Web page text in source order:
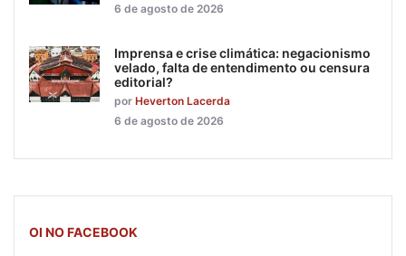
6 de agosto de 2026
Imprensa e crise climática: negacionismo
velado, falta de entendimento ou censura
editorial?
por Heverton Lacerda
6 de agosto de 2026
OI NO FACEBOOK